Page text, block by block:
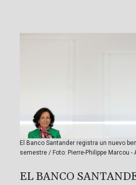
El Banco Santander registra un nuevo
semestre / Foto: Pierre-Philippe Marcou -
EL BANCO